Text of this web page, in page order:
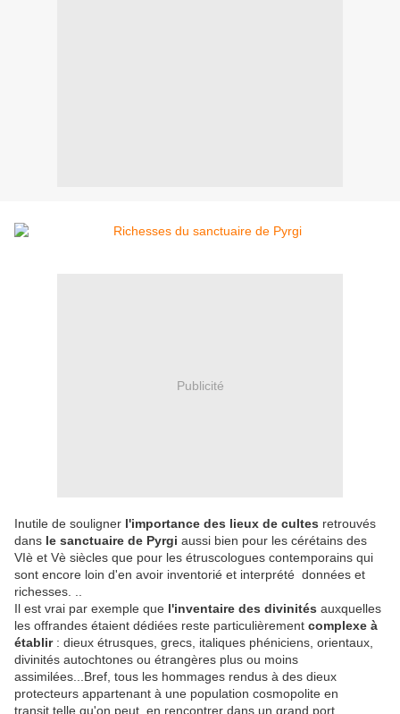
Publicité
Inutile de souligner l'importance des lieux de cultes retrouvés
dans le sanctuaire de Pyrgi aussi bien pour les cérétains des
VIè et Vè siècles que pour les étruscologues contemporains qui
sont encore loin d'en avoir inventorié et interprété données et
richesses. ..
Il est vrai par exemple que l'inventaire des divinités auxquelles
les offrandes étaient dédiées reste particulièrement complexe à
établir: dieux étrusques, grecs, italiques phéniciens, orientaux,
divinités autochtones ou étrangères plus ou moins
assimilées...Bref, tous les hommages rendus à des dieux
protecteurs appartenant à une population cosmopolite en
transit telle qu'on peut en rencontrer dans un grand port